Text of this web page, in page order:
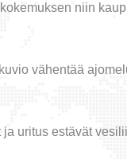
niin
vähentää
uritus estävät